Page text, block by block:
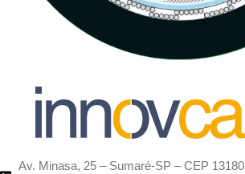
Av. Minasa, 25 – Sumaré-SP – CEP